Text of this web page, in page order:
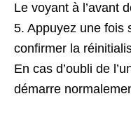
Le voyant à l’avant
5. Appuyez une fois
confirmer la
En cas d’oubli de
démarre